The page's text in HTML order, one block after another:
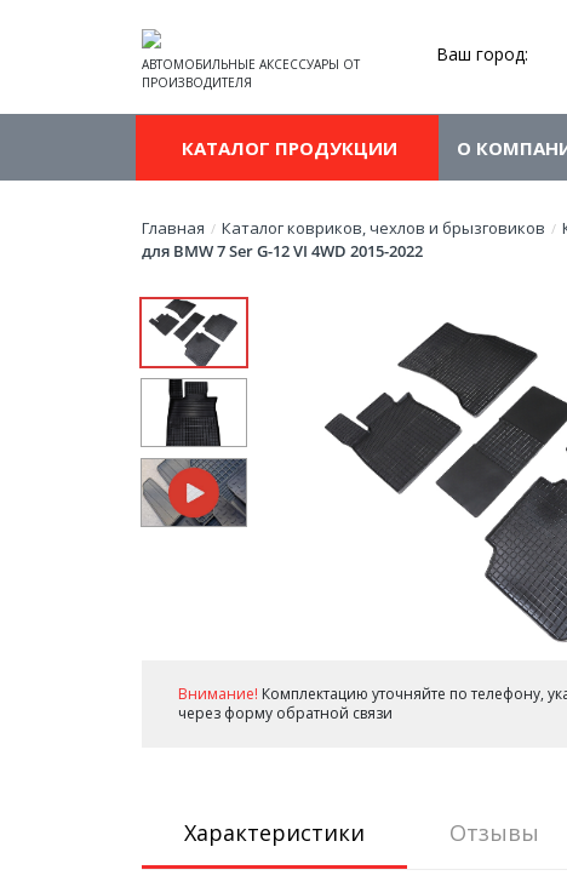
АВТОМОБИЛЬНЫЕ АКСЕССУАРЫ ОТ
ПРОИЗВОДИТЕЛЯ
Ваш город:
КАТАЛОГ ПРОДУКЦИИ О
Главная / Каталог ковриков, чехлов и брызговиков /
для BMW 7 Ser G-12 VI 4WD 2015-2022
Внимание! Комплектацию уточняйте по телефону,
через форму обратной связи
Характеристики Отзывы